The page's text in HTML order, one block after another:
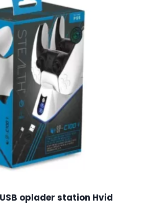
oplader station Hvid